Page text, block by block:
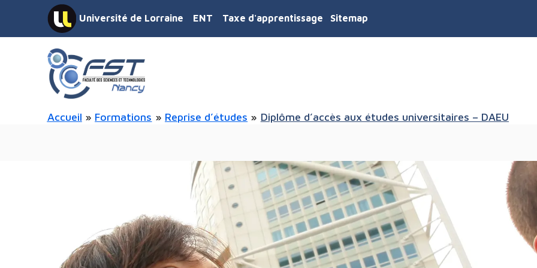
Université de Lorraine ENT Taxe d'apprentissage Sitemap
Accueil Formations Reprise d’études Diplôme d’accès aux études universitaires – DAEU